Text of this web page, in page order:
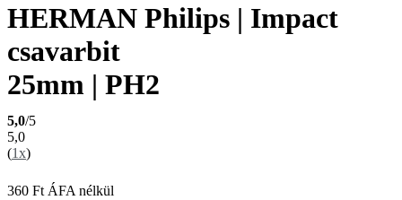
HERMAN Philips | Impact
csavarbit
25mm | PH2
5,0/5
5,0
(1x)
360 Ft ÁFA nélkül